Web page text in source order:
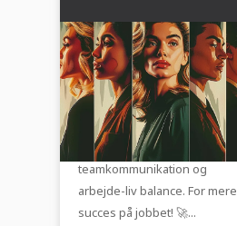
Job & karriere
Job & karriere: Tips til
jobsamtaler, psykologi på
arbejdspladsen,
teamkommunikation og
arbejde-liv balance. For mere
succes på jobbet! 🚀...